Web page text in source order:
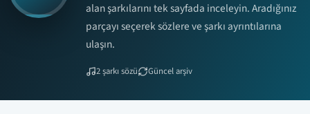
alan şarkılarını tek sayfada inceleyin. Aradığınız
parçayı seçerek sözlere ve şarkı ayrıntılarına
ulaşın.
2 şarkı sözü Güncel arşiv